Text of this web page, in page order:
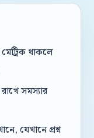
থাকলে
সমস্যার
যেখানে প্রশ্ন